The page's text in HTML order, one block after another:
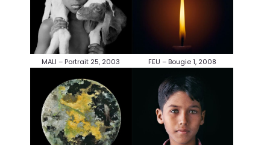
MALI – Portrait 25, 2003 FEU – Bougie 1, 2008